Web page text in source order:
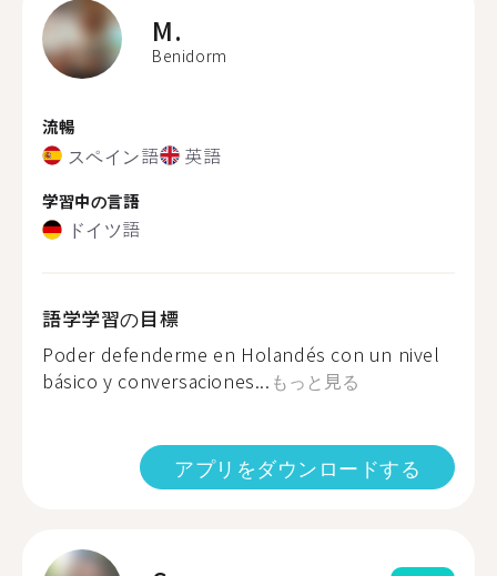
M.
Benidorm
流暢
スペイン語 英語
学習中の言語
ドイツ語
語学学習の目標
Poder defenderme en Holandés con un nivel
básico y conversaciones... もっと見る
アプリをダウンロードする